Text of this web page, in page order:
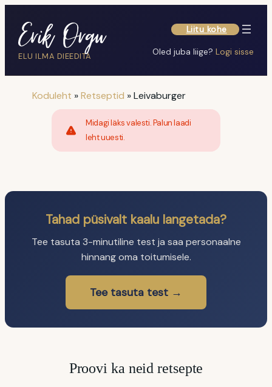
ELU ILMA DIEEDITA Oled juba liige? Logi sisse
Koduleht »Retseptid »Leivaburger
Midagi läks valesti. Palun laadi
leht uuesti.
Tahad püsivalt kaalu langetada?
Tee tasuta 3-minutiline test ja saa personaalne
hinnang oma toitumisele.
Tee tasuta test →
Proovi ka neid retsepte